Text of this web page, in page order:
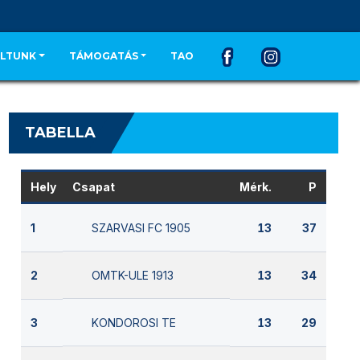
TÁMOGATÁS TAO
TABELLA
Hely Csapat Mérk. P
1 SZARVASI FC 1905 13 37
2 OMTK-ULE 1913 13 34
3 KONDOROSI TE 13 29